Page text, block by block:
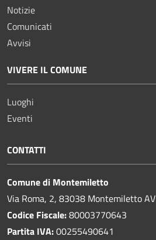
Notizie
Comunicati
Avvisi
VIVERE IL COMUNE
Luoghi
Eventi
CONTATTI
Comune di Montemiletto
Via Roma, 2, 83038 Montemiletto AV
Codice Fiscale:80003770643
Partita IVA:00255490641